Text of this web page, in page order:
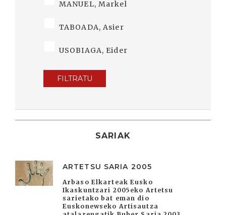
MANUEL, Markel
TABOADA, Asier
USOBIAGA, Eider
FILTRATU
SARIAK
ARTETSU SARIA 2005
Arbaso Elkarteak Eusko
Ikaskuntzari 2005eko Artetsu
sarietako bat eman dio
Euskonewseko Artisautza